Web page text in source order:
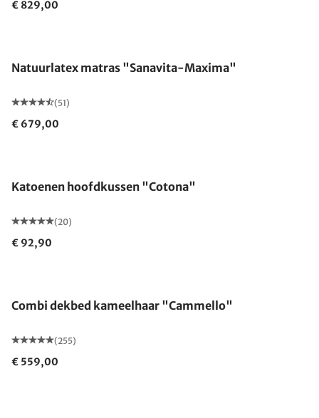
€ 829,00
Natuurlatex matras "Sanavita-Maxima"
(51)
€ 679,00
Katoenen hoofdkussen "Cotona"
(20)
€ 92,90
Combi dekbed kameelhaar "Cammello"
(255)
€ 559,00